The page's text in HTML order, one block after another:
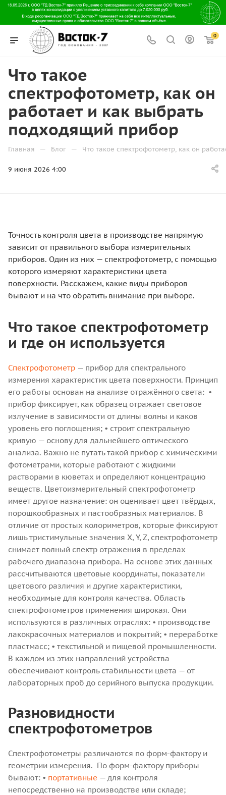
0
Что такое
спектрофотометр, как он
работает и как выбрать
подходящий прибор
Главная — Блог — Что такое спектрофотометр, как он
9 июня 2026 4:00
Точность контроля цвета в производстве напрямую
зависит от правильного выбора измерительных
приборов. Один из них — спектрофотометр, с помощью
которого измеряют характеристики цвета
поверхности. Расскажем, какие виды приборов
бывают и на что обратить внимание при выборе.
Что такое спектрофотометр
и где он используется
Спектрофотометр — прибор для спектрального
измерения характеристик цвета поверхности. Принцип
его работы основан на анализе отражённого света: •
прибор фиксирует, как образец отражает световое
излучение в зависимости от длины волны и каков
уровень его поглощения; • строит спектральную
кривую — основу для дальнейшего оптического
анализа. Важно не путать такой прибор с химическими
фотометрами, которые работают с жидкими
растворами в кюветах и определяют концентрацию
веществ. Цветоизмерительный спектрофотометр
имеет другое назначение: он оценивает цвет твёрдых,
порошкообразных и пастообразных материалов. В
отличие от простых колориметров, которые фиксируют
лишь тристимульные значения X, Y, Z, спектрофотометр
снимает полный спектр отражения в пределах
рабочего диапазона прибора. На основе этих данных
рассчитываются цветовые координаты, показатели
цветового различия и другие характеристики,
необходимые для контроля качества. Область
спектрофотометров применения широкая. Они
используются в различных отраслях: • производстве
лакокрасочных материалов и покрытий; • переработке
пластмасс; • текстильной и пищевой промышленности.
В каждом из этих направлений устройства
обеспечивают контроль стабильности цвета — от
лабораторных проб до серийного выпуска продукции.
Разновидности
спектрофотометров
Спектрофотометры различаются по форм-фактору и
геометрии измерения. По форм-фактору приборы
бывают: • портативные — для контроля
непосредственно на производстве или складе;